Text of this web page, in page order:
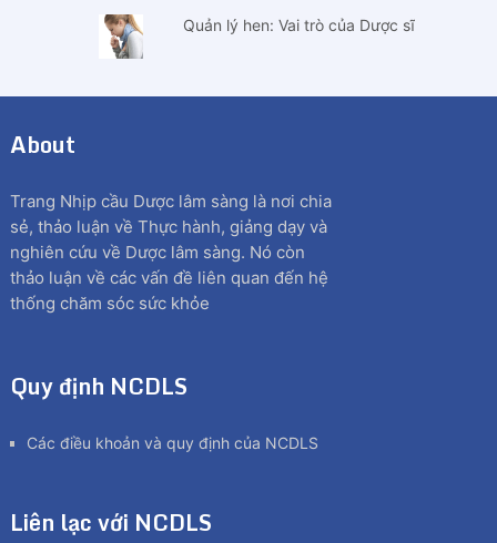
Quản lý hen: Vai trò của Dược sĩ
About
Trang Nhịp cầu Dược lâm sàng là nơi chia
sẻ, thảo luận về Thực hành, giảng dạy và
nghiên cứu về Dược lâm sàng. Nó còn
thảo luận về các vấn đề liên quan đến hệ
thống chăm sóc sức khỏe
Quy định NCDLS
Các điều khoản và quy định của NCDLS
Liên lạc với NCDLS